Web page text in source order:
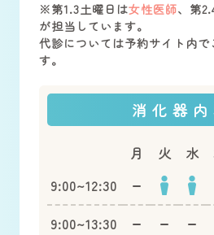
※第1.3土曜日は女性医師、第
が担当しています。
代診については予約サイト内で
す。
消化器内
月 火 水
9:00~12:30
9:00~13:30